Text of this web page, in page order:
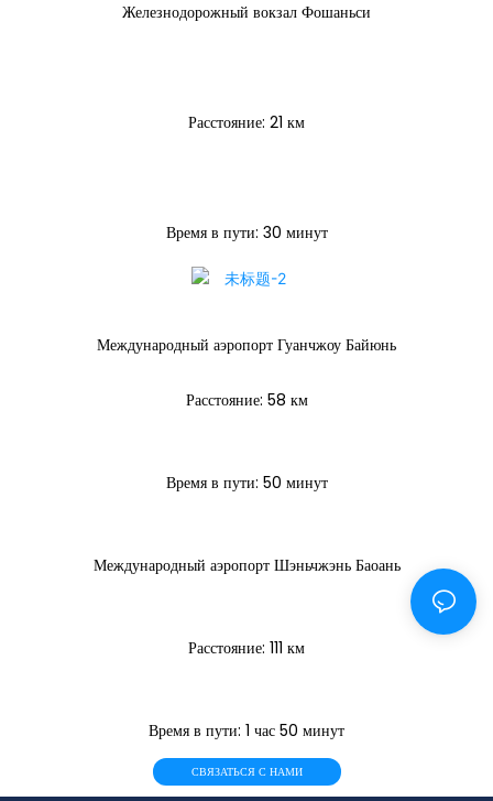
Железнодорожный вокзал Фошаньси
Расстояние: 21 км
Время в пути: 30 минут
Международный аэропорт Гуанчжоу Байюнь
Расстояние: 58 км
Время в пути: 50 минут
Международный аэропорт Шэньчжэнь Баоань
Расстояние: 111 км
Время в пути: 1 час 50 минут
СВЯЗАТЬСЯ С НАМИ